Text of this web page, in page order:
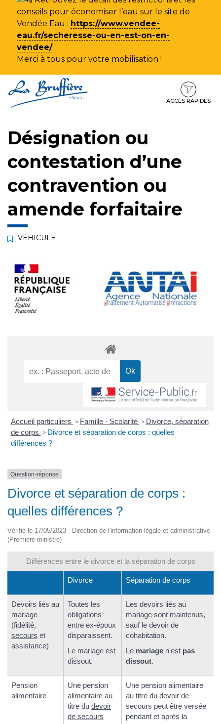
conseils pour économiser l’eau sur le site de
Vendée Eau : https://www.vendee-
eau.fr/secheresse-ou-en-est-on-en-
vendee/
Merci à tous pour votre mobilisation !
au
contenu
au
ACCÈS RAPIDES
Désignation ou
contestation d’une
contravention ou
amende forfaitaire
VÉHICULE
Accueil particuliers > Famille - Scolarité > Divorce, séparation
de corps > Divorce et séparation de corps : quelles
différences ?
Question-réponse
Divorce et séparation de corps :
quelles différences ?
Vérifié le 17/05/2023 - Direction de l'information légale et administrative
(Première ministre)
Différences entre le divorce et la séparation de corps
Divorce Séparation de corps
Devoirs liés au
mariage
(fidélité,
secours et
assistance)
Toutes les
obligations
entre ex-époux
disparaissent.
Le mariage est
dissout.
Les devoirs liés au
mariage sont maintenus,
sauf le devoir de
cohabitation.
Le mariage n'est pas
dissout.
Pension
alimentaire
Une pension
alimentaire au
titre du devoir
de secours
Une pension alimentaire
au titre du devoir de
secours peut être versée
pendant et après la